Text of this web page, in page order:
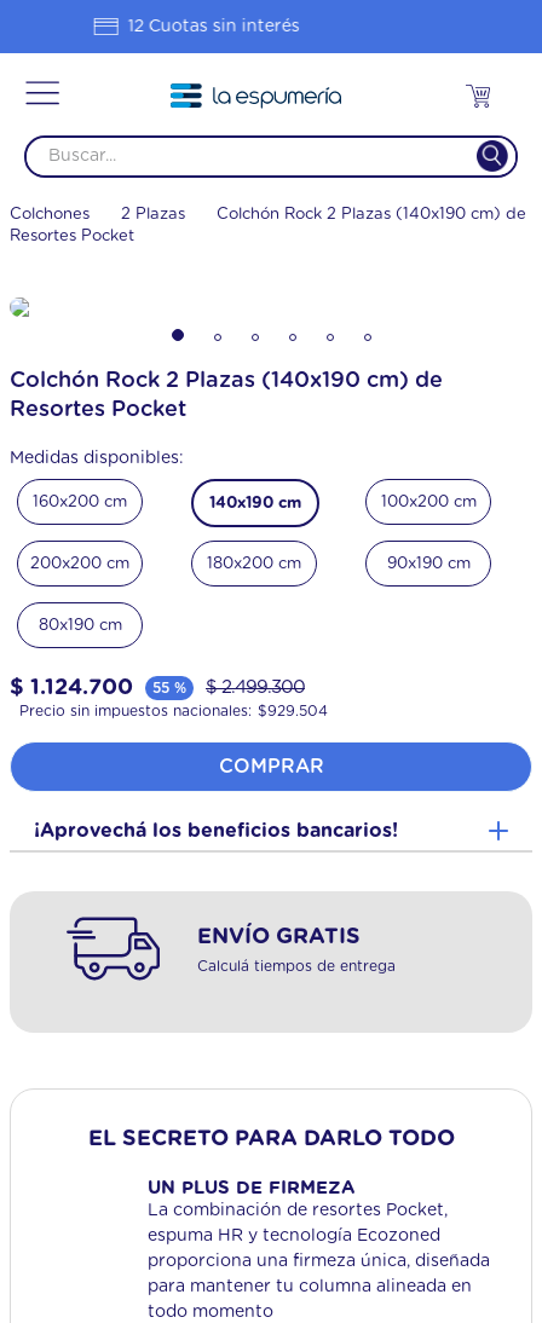
Hasta 20% OFF en 1 pago
Colchones 2 Plazas
Colchón Rock 2 Plazas (140x190 cm) de
Resortes Pocket
Colchón Rock 2 Plazas (140x190 cm) de
Resortes Pocket
Medidas disponibles:
160x200 cm 140x190 cm 100x200 cm
200x200 cm 180x200 cm 90x190 cm
80x190 cm
$ 1.124.700 55 % $ 2.499.300
Precio sin impuestos nacionales: $929.504
COMPRAR
¡Aprovechá los beneficios bancarios!
ENVÍO GRATIS
Calculá tiempos de entrega
EL SECRETO PARA DARLO TODO
UN PLUS DE FIRMEZA
La combinación de resortes Pocket,
espuma HR y tecnología Ecozoned
proporciona una firmeza única, diseñada
para mantener tu columna alineada en
todo momento